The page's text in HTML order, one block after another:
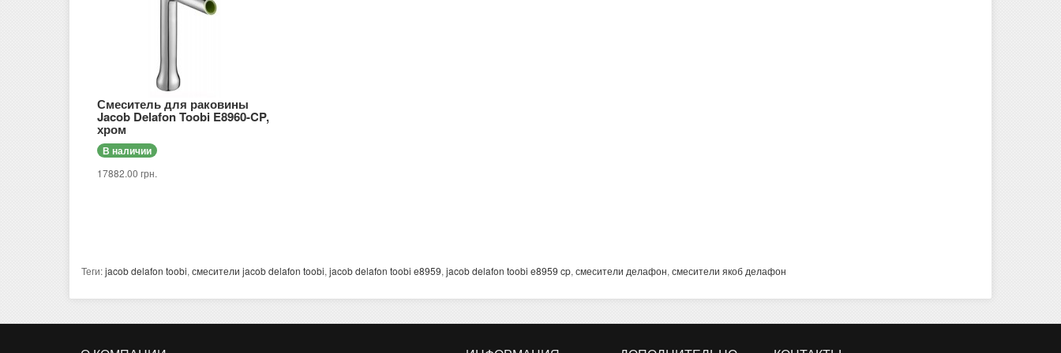
Смеситель для раковины
Jacob Delafon Toobi E8960-CP,
хром
В наличии
17882.00 грн.
Теги:jacob delafon toobi, смесители jacob delafon toobi, jacob delafon toobi e8959, jacob delafon toobi e8959 cp, смесители делафон, смесители якоб делафон